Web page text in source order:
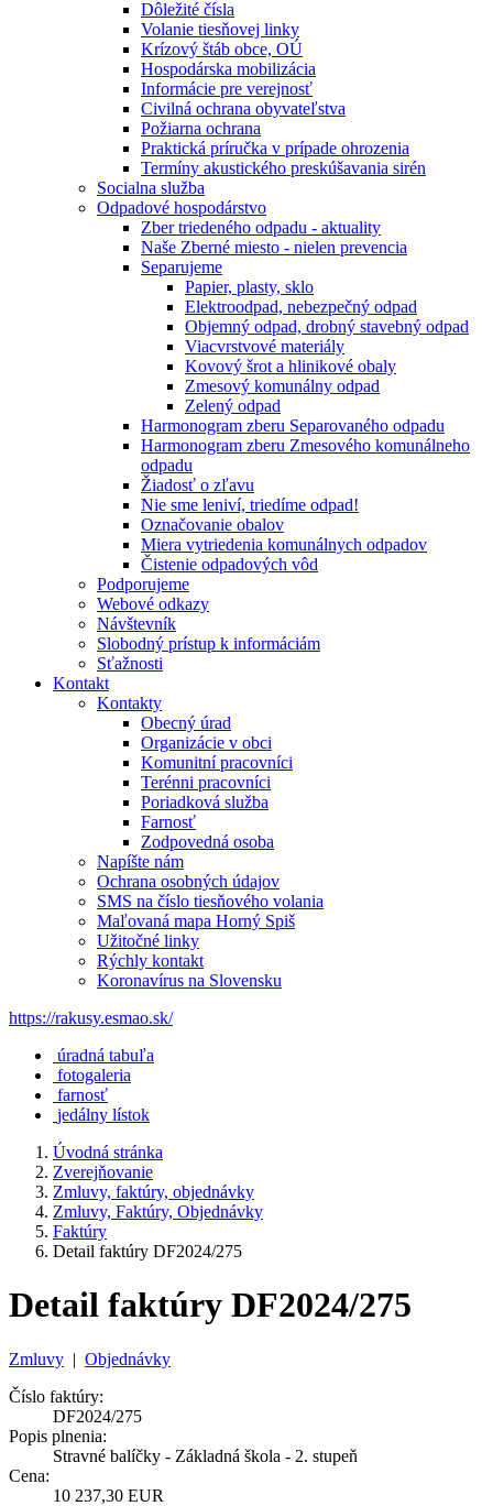
Dôležité čísla
Volanie tiesňovej linky
Krízový štáb obce, OÚ
Hospodárska mobilizácia
Informácie pre verejnosť
Civilná ochrana obyvateľstva
Požiarna ochrana
Praktická príručka v prípade ohrozenia
Termíny akustického preskúšavania sirén
Socialna služba
Odpadové hospodárstvo
Zber triedeného odpadu - aktuality
Naše Zberné miesto - nielen prevencia
Separujeme
Papier, plasty, sklo
Elektroodpad, nebezpečný odpad
Objemný odpad, drobný stavebný odpad
Viacvrstvové materiály
Kovový šrot a hlinikové obaly
Zmesový komunálny odpad
Zelený odpad
Harmonogram zberu Separovaného odpadu
Harmonogram zberu Zmesového komunálneho
odpadu
Žiadosť o zľavu
Nie sme leniví, triedíme odpad!
Označovanie obalov
Miera vytriedenia komunálnych odpadov
Čistenie odpadových vôd
Podporujeme
Webové odkazy
Návštevník
Slobodný prístup k informáciám
Sťažnosti
Kontakt
Kontakty
Obecný úrad
Organizácie v obci
Komunitní pracovníci
Terénni pracovníci
Poriadková služba
Farnosť
Zodpovedná osoba
Napíšte nám
Ochrana osobných údajov
SMS na číslo tiesňového volania
Maľovaná mapa Horný Spiš
Užitočné linky
Rýchly kontakt
Koronavírus na Slovensku
https://rakusy.esmao.sk/
úradná tabuľa
fotogaleria
farnosť
jedálny lístok
Úvodná stránka
Zverejňovanie
Zmluvy, faktúry, objednávky
Zmluvy, Faktúry, Objednávky
Faktúry
Detail faktúry DF2024/275
Detail faktúry DF2024/275
Zmluvy | Objednávky
Číslo faktúry:
DF2024/275
Popis plnenia:
Stravné balíčky - Základná škola - 2. stupeň
Cena:
10 237,30 EUR